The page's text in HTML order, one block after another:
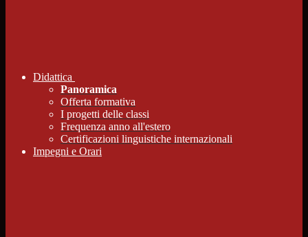
Didattica
Panoramica
Offerta formativa
I progetti delle classi
Frequenza anno all'estero
Certificazioni linguistiche internazionali
Impegni e Orari